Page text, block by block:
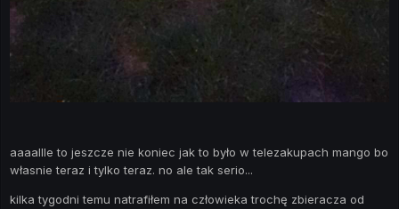
aaaallle to jeszcze nie koniec jak to było w telezakupach mango bo
własnie teraz i tylko teraz. no ale tak serio...
kilka tygodni temu natrafiłem na człowieka trochę zbieracza od